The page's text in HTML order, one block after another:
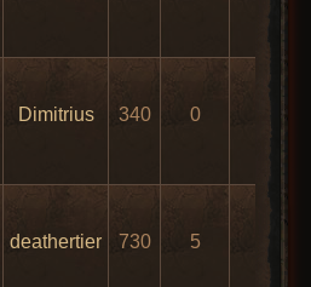
Dimitrius 340 0
deathertier 730 5